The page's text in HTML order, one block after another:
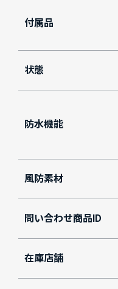
付属品
状態
防水機能
風防素材
問い合わせ商品ID
在庫店舗